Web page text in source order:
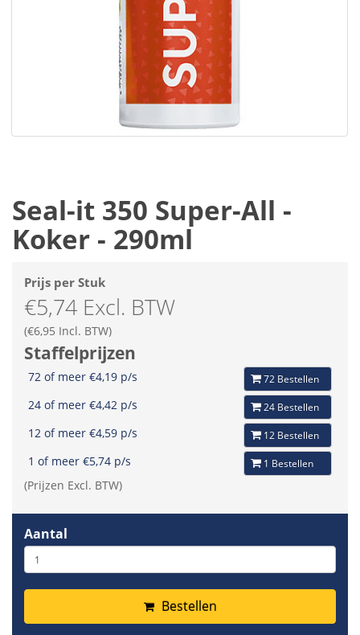
Seal-it 350 Super-All -
Koker - 290ml
Prijs per Stuk
€5,74 Excl. BTW
(€6,95 Incl. BTW)
Staffelprijzen
72 of meer €4,19 p/s 72 Bestellen
24 of meer €4,42 p/s 24 Bestellen
12 of meer €4,59 p/s 12 Bestellen
1 of meer €5,74 p/s 1 Bestellen
(Prijzen Excl. BTW)
Aantal
Bestellen